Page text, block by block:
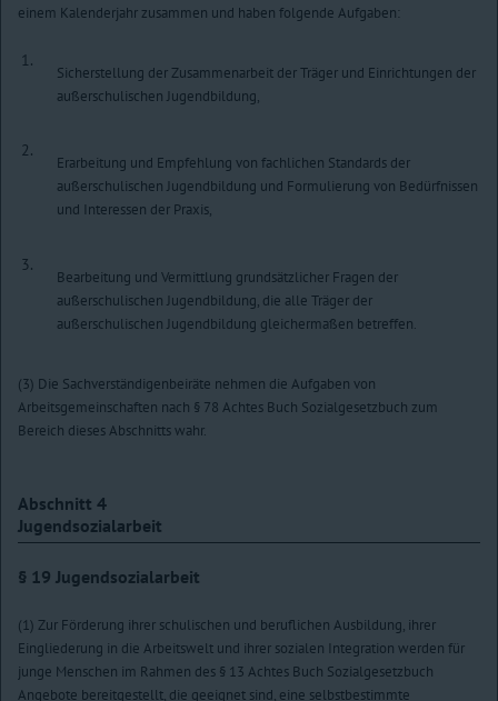
einem Kalenderjahr zusammen und haben folgende Aufgaben:
1.
Sicherstellung der Zusammenarbeit der Träger und Einrichtungen der
außerschulischen Jugendbildung,
2.
Erarbeitung und Empfehlung von fachlichen Standards der
außerschulischen Jugendbildung und Formulierung von Bedürfnissen
und Interessen der Praxis,
3.
Bearbeitung und Vermittlung grundsätzlicher Fragen der
außerschulischen Jugendbildung, die alle Träger der
außerschulischen Jugendbildung gleichermaßen betreffen.
(3) Die Sachverständigenbeiräte nehmen die Aufgaben von
Arbeitsgemeinschaften nach § 78 Achtes Buch Sozialgesetzbuch zum
Bereich dieses Abschnitts wahr.
Abschnitt 4
Jugendsozialarbeit
§ 19 Jugendsozialarbeit
(1) Zur Förderung ihrer schulischen und beruflichen Ausbildung, ihrer
Eingliederung in die Arbeitswelt und ihrer sozialen Integration werden für
junge Menschen im Rahmen des § 13 Achtes Buch Sozialgesetzbuch
Angebote bereitgestellt, die geeignet sind, eine selbstbestimmte